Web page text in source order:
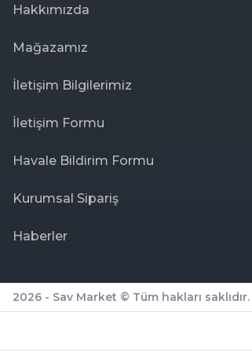
Hakkımızda
Mağazamız
İletişim Bilgilerimiz
İletişim Formu
Havale Bildirim Formu
Kurumsal Sipariş
Haberler
2026 - Sav Market © Tüm hakları saklıdır.